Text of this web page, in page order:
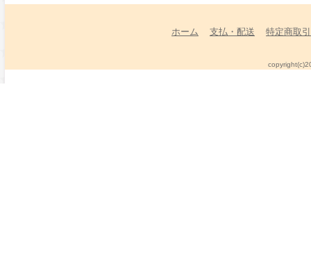
ホーム 支払・配送 特定商取